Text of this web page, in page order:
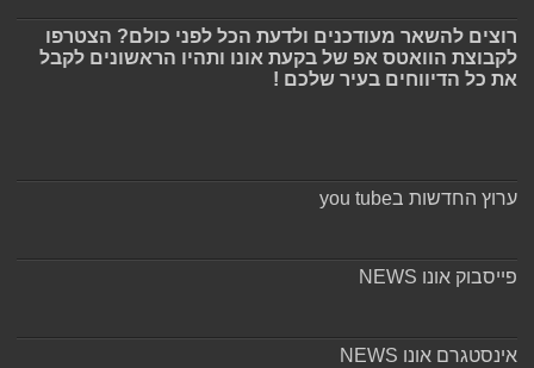
רוצים להשאר מעודכנים ולדעת הכל לפני כולם? הצטרפו
לקבוצת הוואטס אפ של בקעת אונו ותהיו הראשונים לקבל
את כל הדיווחים בעיר שלכם !
ערוץ החדשות בyou tube
פייסבוק אונו NEWS
אינסטגרם אונו NEWS